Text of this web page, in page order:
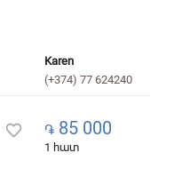
Karen
(+374) 77 624240
favorite_border ֏ 85 000
1 հատ